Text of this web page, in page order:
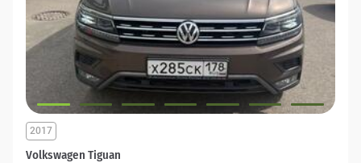
Volkswagen Tiguan
2017